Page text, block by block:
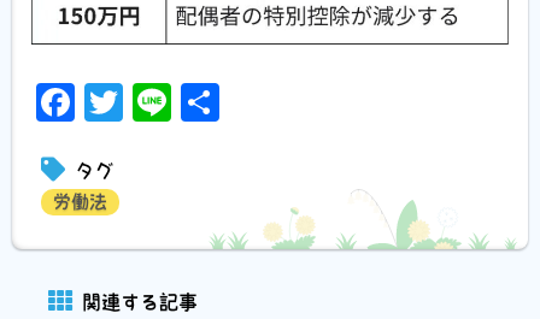
Facebook
Twitter
Line
タグ
労働法
関連する記事